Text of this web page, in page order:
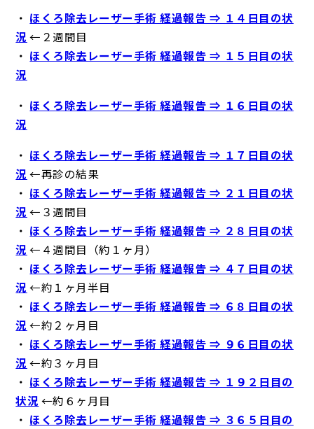
・ ほくろ除去レーザー手術 経過報告 ⇒ １４日目の状
況 ←２週間目
・ ほくろ除去レーザー手術 経過報告 ⇒ １５日目の状
況
・ ほくろ除去レーザー手術 経過報告 ⇒ １６日目の状
況
・ ほくろ除去レーザー手術 経過報告 ⇒ １７日目の状
況 ←再診の結果
・ ほくろ除去レーザー手術 経過報告 ⇒ ２１日目の状
況 ←３週間目
・ ほくろ除去レーザー手術 経過報告 ⇒ ２８日目の状
況 ←４週間目（約１ヶ月）
・ ほくろ除去レーザー手術 経過報告 ⇒ ４７日目の状
況 ←約１ヶ月半目
・ ほくろ除去レーザー手術 経過報告 ⇒ ６８日目の状
況 ←約２ヶ月目
・ ほくろ除去レーザー手術 経過報告 ⇒ ９６日目の状
況 ←約３ヶ月目
・ ほくろ除去レーザー手術 経過報告 ⇒ １９２日目の
状況 ←約６ヶ月目
・ ほくろ除去レーザー手術 経過報告 ⇒ ３６５日目の